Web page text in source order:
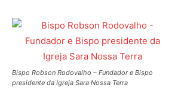
Bispo Robson Rodovalho – Fundador e Bispo
presidente da Igreja Sara Nossa Terra